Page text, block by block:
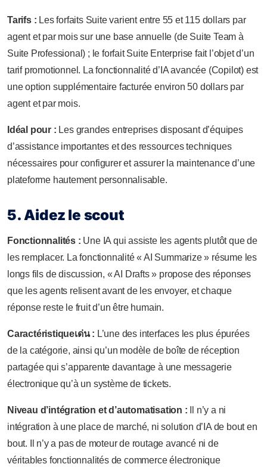
Tarifs : Les forfaits Suite varient entre 55 et 115 dollars par
agent et par mois sur une base annuelle (de Suite Team à
Suite Professional) ; le forfait Suite Enterprise fait l’objet d’un
tarif promotionnel. La fonctionnalité d’IA avancée (Copilot) est
une option supplémentaire facturée environ 50 dollars par
agent et par mois.
Idéal pour : Les grandes entreprises disposant d’équipes
d’assistance importantes et des ressources techniques
nécessaires pour configurer et assurer la maintenance d’une
plateforme hautement personnalisable.
5. Aidez le scout
Fonctionnalités : Une IA qui assiste les agents plutôt que de
les remplacer. La fonctionnalité « AI Summarize » résume les
longs fils de discussion, « AI Drafts » propose des réponses
que les agents relisent avant de les envoyer, et chaque
réponse reste le fruit d’un être humain.
Caractéristiqueเด่น : L’une des interfaces les plus épurées
de la catégorie, ainsi qu’un modèle de boîte de réception
partagée qui s’apparente davantage à une messagerie
électronique qu’à un système de tickets.
Niveau d’intégration et d’automatisation :
Il n’y a ni
intégration à une place de marché, ni solution d’IA de bout en
bout. Il n’y a pas de moteur de routage avancé ni de
véritables fonctionnalités de commerce électronique